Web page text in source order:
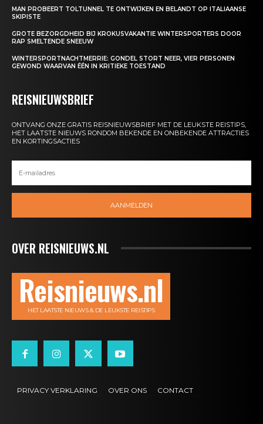
MAN PROBEERT TOLTUNNEL TE ONTWIJKEN EN BELANDT OP ITALIAANSE
SKIPISTE
GROTE BEZORGDHEID BIJ KROKUSVAKANTIE WINTERSPORTERS DOOR
RAP SMELTENDE SNEEUW
WINTERSPORTNACHTMERRIE: GONDEL STORT NEER, VIER PERSONEN
GEWOND WAARVAN ÉÉN IN KRITIEKE TOESTAND
REISNIEUWSBRIEF
ONTVANG ONZE GRATIS REISNIEUWSBRIEF MET DE LEUKSTE REISTIPS,
HET LAATSTE NIEUWS RONDOM BEKENDE EN ONBEKENDE ATTRACTIES
EN KORTINGSACTIES
AANMELDEN
OVER REISNIEUWS.NL
Reisnieuws.nl
HET LAATSTE NIEUWS & DE LEUKSTE REISTIPS
PRIVACY VERKLARING OVER ONS CONTACT